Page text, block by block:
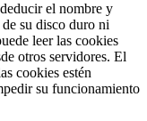
el nombre y
su disco duro ni
leer las cookies
otros servidores. El
cookies estén
su funcionamiento